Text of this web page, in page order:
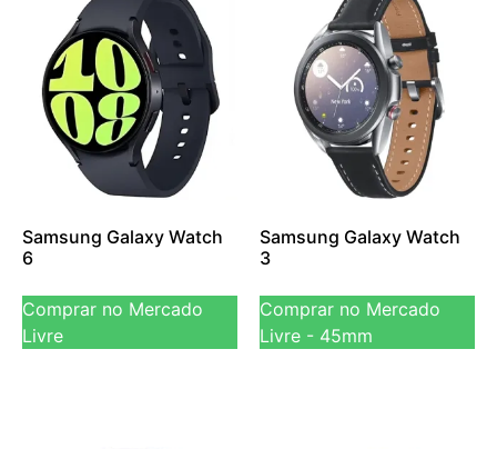
Samsung Galaxy Watch
6
Comprar no Mercado
Livre
Samsung Galaxy Watch
3
Comprar no Mercado
Livre - 45mm